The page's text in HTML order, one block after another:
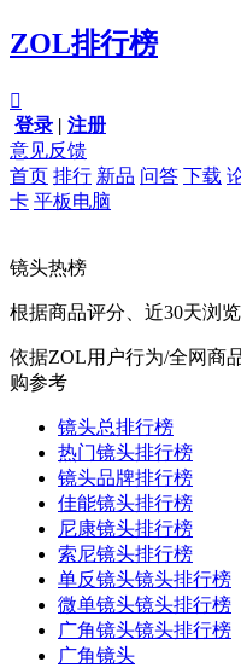
ZOL排行榜

登录 | 注册
意见反馈
首页 排行 新品 问答 下载
卡 平板电脑
镜头热榜
根据商品评分、近30天浏
依据ZOL用户行为/全网商
购参考
镜头总排行榜
热门镜头排行榜
镜头品牌排行榜
佳能镜头排行榜
尼康镜头排行榜
索尼镜头排行榜
单反镜头镜头排行榜
微单镜头镜头排行榜
广角镜头镜头排行榜
广角镜头